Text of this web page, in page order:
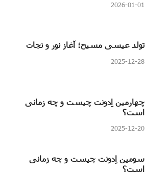
2026-01-01
تولد عیسی مسیح؛ آغاز نور و نجات
2025-12-28
چهارمین اِدونت چیست و چه زمانی
است؟
2025-12-20
سومین اِدونت چیست و چه زمانی
است؟